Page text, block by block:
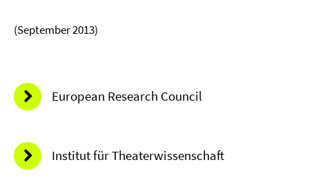
(September 2013)
European Research Council
Institut für Theaterwissenschaft